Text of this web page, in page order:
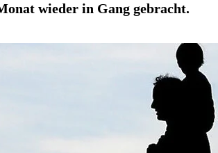
wieder in Gang gebracht.